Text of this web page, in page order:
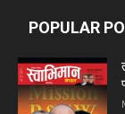
POPULAR